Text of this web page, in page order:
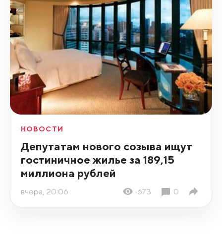
НОВОСТИ
Депутатам нового созыва ищут
гостиничное жилье за 189,15
миллиона рублей
вчера, 20:06 673 0